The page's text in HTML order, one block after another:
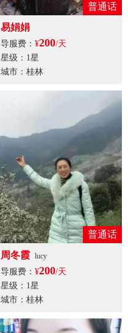
普通话
易娟娟
导服费： ¥200/天
星级：1星
城市：桂林
普通话
周冬霞 lucy
导服费： ¥200/天
星级：1星
城市：桂林